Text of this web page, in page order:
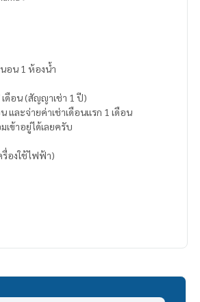
- รูปแบบห้อง 2 ห้องนอน 1 ห้องน้ำ
/ เดือน (สัญญาเช่า 1 ปี)
และจ่ายค่าเช่าเดือนแรก 1 เดือน
เข้าอยู่ได้เลยครับ
รื่องใช้ไฟฟ้า)